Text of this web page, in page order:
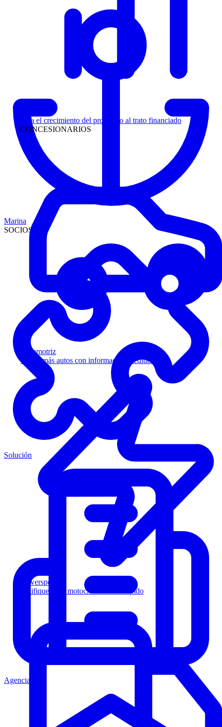
Siga el crecimiento del prospecto al trato financiado
CONCESIONARIOS
Automotriz
Venda más autos con información crediticia
Powersports
Califique a los motociclistas más rápido
Marina
SOCIOS
Solución
Agencia